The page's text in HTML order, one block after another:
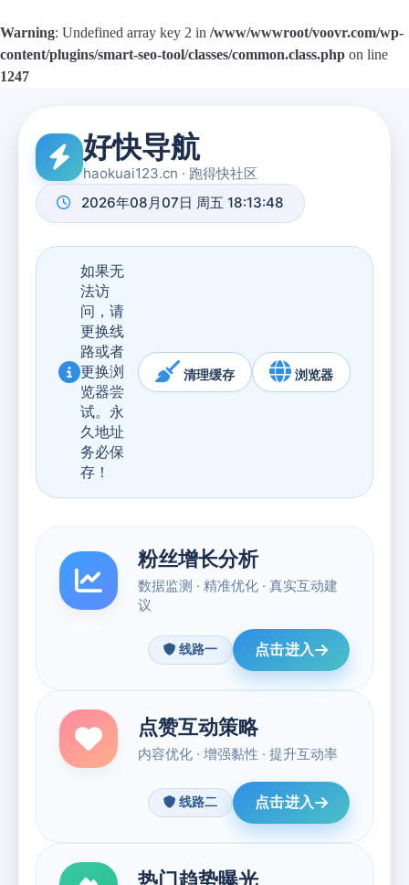
Warning: Undefined array key 2 in /www/wwwroot/voovr.com/wp-
content/plugins/smart-seo-tool/classes/common.class.php on line
1247